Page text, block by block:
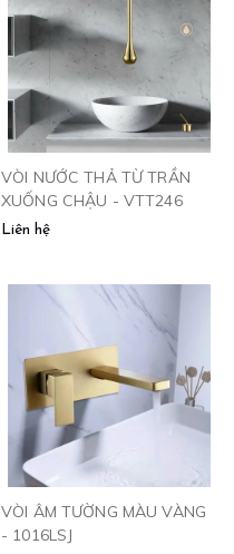
VÒI NƯỚC THẢ TỪ TRẦN
XUỐNG CHẬU - VTT246
Liên hệ
VÒI ÂM TƯỜNG MÀU VÀNG
- 1016LSJ